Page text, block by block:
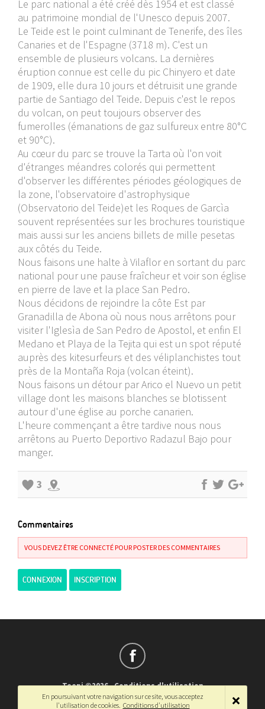
Le parc national a été créé dès 1954 et est classé
au patrimoine mondial de l'Unesco depuis 2007.
Le Teide est le point culminant de Tenerife, des îles
Canaries et de l'Espagne (3718 m). C'est un
ensemble de plusieurs volcans. La dernières
éruption connue est celle du pic Chinyero et date
de 1909, elle dura 10 jours et détruisit une grande
partie de Santiago del Teide. Depuis c'est le repos
du volcan, on peut toujours observer des
fumerolles (émanations de gaz sulfureux entre 80°C
et 90°C).
Au cœur du parc se trouve la Tarta où l'on voit
d'étranges méandres colorés qui permettent
d'observer les différentes périodes géologiques de
la zone, l'observatoire d'astrophysique
(Observatorio del Teide)et les Roques de Garcìa
souvent représentées sur les brochures touristique
mais aussi sur les anciens billets de mille pesetas
aux côtés du Teide.
Nous faisons une halte à Vilaflor en sortant du parc
national pour une pause fraîcheur et voir son église
en pierre de lave et la place San Pedro.
Nous décidons de rejoindre la côte Est par
Granadilla de Abona où nous nous arrêtons pour
visiter l'Iglesìa de San Pedro de Apostol, et enfin El
Medano et Playa de la Tejita qui est un spot réputé
auprès des kitesurfeurs et des véliplanchistes tout
près de la Montaña Roja (volcan éteint).
Nous faisons un détour par Arico el Nuevo un petit
village dont les maisons blanches se blotissent
autour d'une église au porche canarien.
L'heure commençant a être tardive nous nous
arrêtons au Puerto Deportivo Radazul Bajo pour
manger.
3
Commentaires
VOUS DEVEZ ÊTRE CONNECTÉ POUR POSTER DES COMMENTAIRES
CONNEXION INSCRIPTION
Teepi ©2026-Conditions d'utilisation
Français-English
En poursuivant votre navigation sur ce site, vous acceptez
l'utilisation de cookies. Conditions d'utilisation